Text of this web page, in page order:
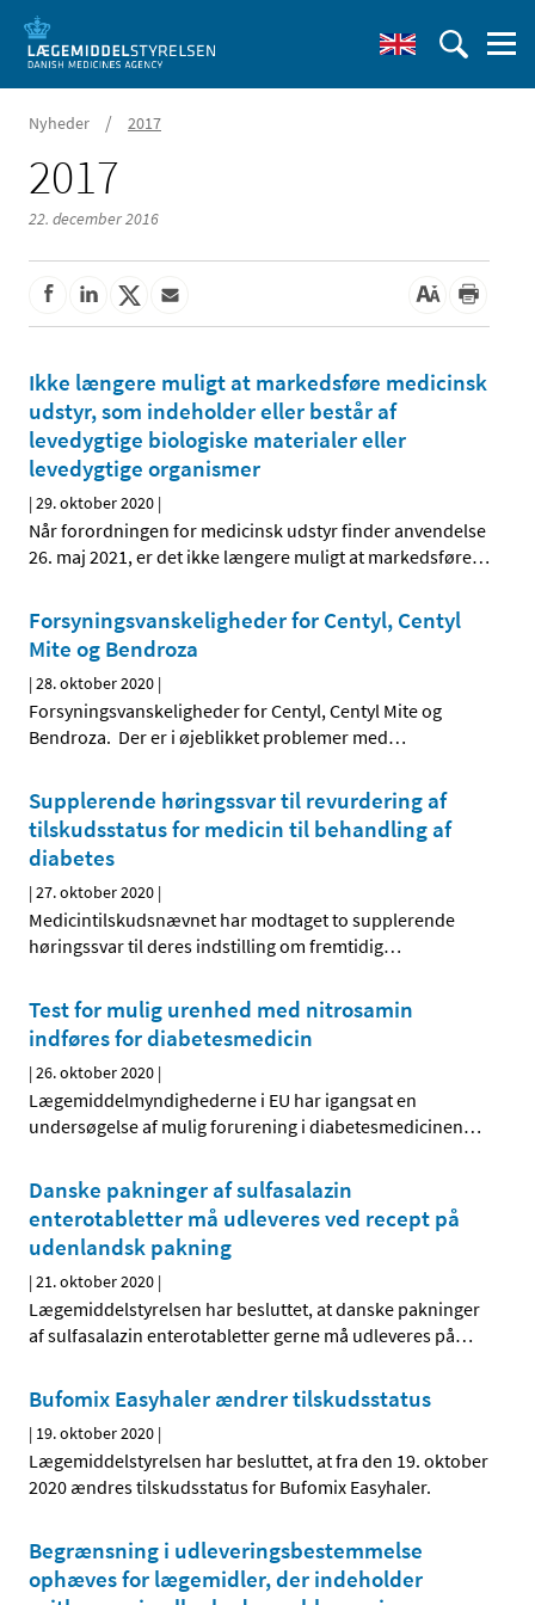
Nyheder / 2017
2017
22. december 2016
Ikke længere muligt at markedsføre medicinsk
udstyr, som indeholder eller består af
levedygtige biologiske materialer eller
levedygtige organismer
|29. oktober 2020 |
Når forordningen for medicinsk udstyr finder anvendelse
26. maj 2021, er det ikke længere muligt at markedsføre…
Forsyningsvanskeligheder for Centyl, Centyl
Mite og Bendroza
|28. oktober 2020 |
Forsyningsvanskeligheder for Centyl, Centyl Mite og
Bendroza. Der er i øjeblikket problemer med…
Supplerende høringssvar til revurdering af
tilskudsstatus for medicin til behandling af
diabetes
|27. oktober 2020 |
Medicintilskudsnævnet har modtaget to supplerende
høringssvar til deres indstilling om fremtidig…
Test for mulig urenhed med nitrosamin
indføres for diabetesmedicin
|26. oktober 2020 |
Lægemiddelmyndighederne i EU har igangsat en
undersøgelse af mulig forurening i diabetesmedicinen…
Danske pakninger af sulfasalazin
enterotabletter må udleveres ved recept på
udenlandsk pakning
|21. oktober 2020 |
Lægemiddelstyrelsen har besluttet, at danske pakninger
af sulfasalazin enterotabletter gerne må udleveres på…
Bufomix Easyhaler ændrer tilskudsstatus
| 19. oktober 2020 |
Lægemiddelstyrelsen har besluttet, at fra den 19. oktober
2020 ændres tilskudsstatus for Bufomix Easyhaler.
Begrænsning i udleveringsbestemmelse
ophæves for lægemidler, der indeholder